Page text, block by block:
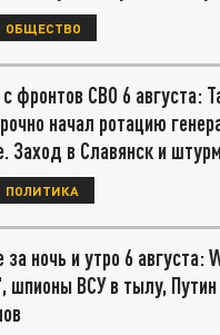
ОБЩЕСТВО
фронтов СВО 6 августа:
начал ротацию
Заход в Славянск и
ПОЛИТИКА
за ночь и утро 6 августа:
шпионы ВСУ в тылу, Путин